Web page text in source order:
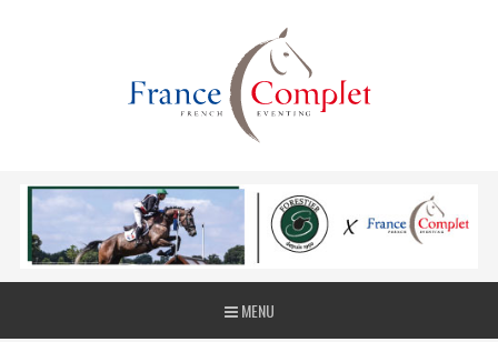
MENU
La journée du complet & le derby cross
indoor reviennent le 23 Janvier 2027 !